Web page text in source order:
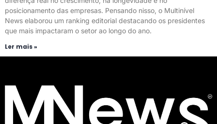
posicionamento das empresas. Pensando nisso, o Multinível
News elaborou um ranking editorial destacando os presidentes
que mais impactaram o setor ao longo do ano.
Ler mais »